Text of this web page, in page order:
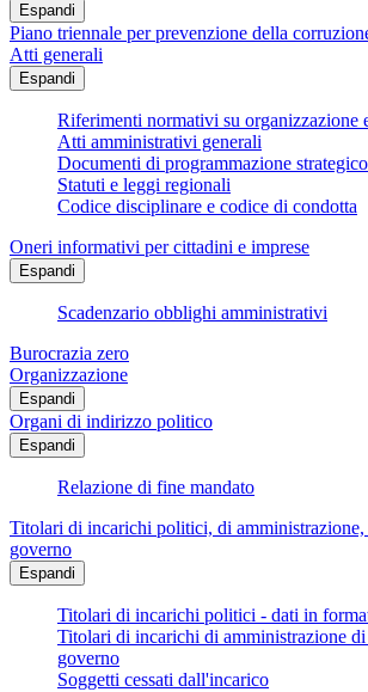
Espandi
Piano triennale per prevenzione della
Atti generali
Espandi
Riferimenti normativi su organizzazione
Atti amministrativi generali
Documenti di programmazione
Statuti e leggi regionali
Codice disciplinare e codice di condotta
Oneri informativi per cittadini e imprese
Espandi
Scadenzario obblighi amministrativi
Burocrazia zero
Organizzazione
Espandi
Organi di indirizzo politico
Espandi
Relazione di fine mandato
Titolari di incarichi politici, di
governo
Espandi
Titolari di incarichi politici - dati in
Titolari di incarichi di amministrazione
governo
Soggetti cessati dall'incarico